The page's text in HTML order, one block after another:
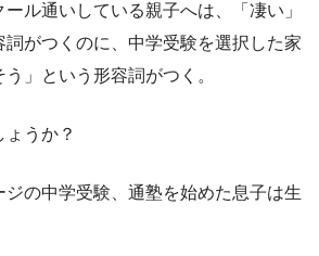
ール通いしている親子へは、「凄い」
詞がつくのに、中学受験を選択した家
」という形容詞がつく。
うか？
ジの中学受験、通塾を始めた息子は生